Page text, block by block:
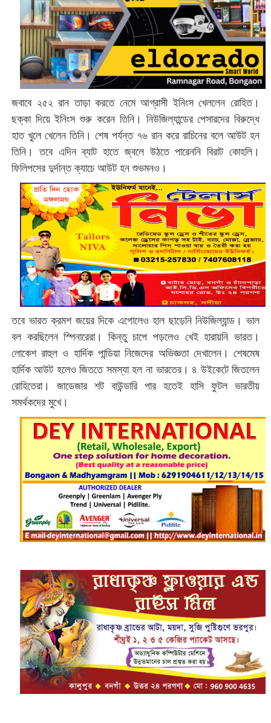
জবাবে ২৫২ রান তাড়া করতে নেমে আগ্রাসী ইনিংস খেললেন রোহিত।
ছক্কা দিয়ে ইনিংস শুরু করেন তিনি। নিউজিল্যান্ডের পেসারদের বিরুদ্ধে
হাত খুলে খেলেন তিনি। শেষ পর্যন্ত ৭৬ রান করে রাচিনের বলে আউট হন
তিনি। তবে এদিন ব্যাট হাতে জ্বলে উঠতে পারেননি বিরাট কোহলি।
ফিলিপসের দুর্দান্ত ক্যাচে আউট হন শুভমনও।
তবে ভারত ক্রমশ জয়ের দিকে এগোলেও হাল ছাড়েনি নিউজিল্যান্ড। ভাল
বল করছিলেন স্পিনারেরা। কিন্তু চাপে পড়লেও খেই হারায়নি ভারত।
লোকেশ রাহুল ও হার্দিক পান্ডিয়া নিজেদের অভিজ্ঞতা দেখালেন। শেষমেষ
হার্দিক আউট হলেও জিততে সমস্যা হল না ভারতের। ৪ উইকেটে জিতলেন
রোহিতেরা। জাডেজার শট বাউন্ডারি পার হতেই হাসি ফুটল ভারতীয়
সমর্থকদের মুখে।